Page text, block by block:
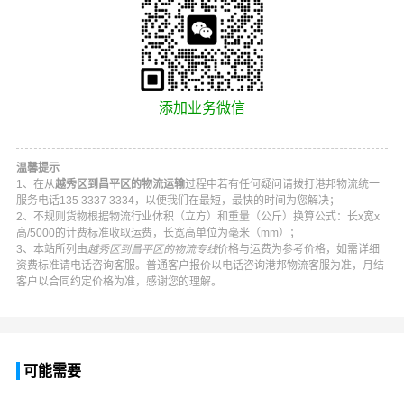
添加业务微信
温馨提示
1、在从越秀区到昌平区的物流运输过程中若有任何疑问请拨打 港邦物流统一
服务电话135 3337 3334，以便我们在最短，最快的时间为您解决；
2、不规则货物根据物流行业体积（立方）和重量（公斤）换算公式：长x宽x
高/5000的计费标准收取运费，长宽高单位为毫米（mm）；
3、本站所列由越秀区到昌平区的物流专线价格与运费为参考价格，如需详细
资费标准请电话咨询客服。普通客户报价以电话咨询港邦物流客服为准，月结
客户以合同约定价格为准，感谢您的理解。
可能需要